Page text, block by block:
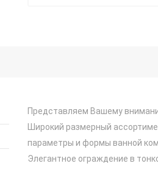
Представляем Вашему
Широкий размерный
параметры и формы ванной
Элегантное ограждение в